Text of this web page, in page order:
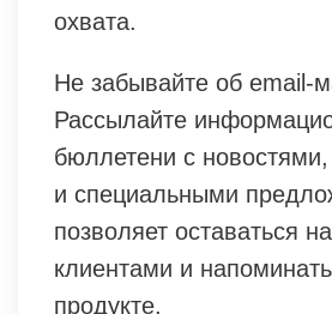
охвата.
Не забывайте об email-
Рассылайте
бюллетени с
и специальными
позволяет оставаться
клиентами и
продукте.